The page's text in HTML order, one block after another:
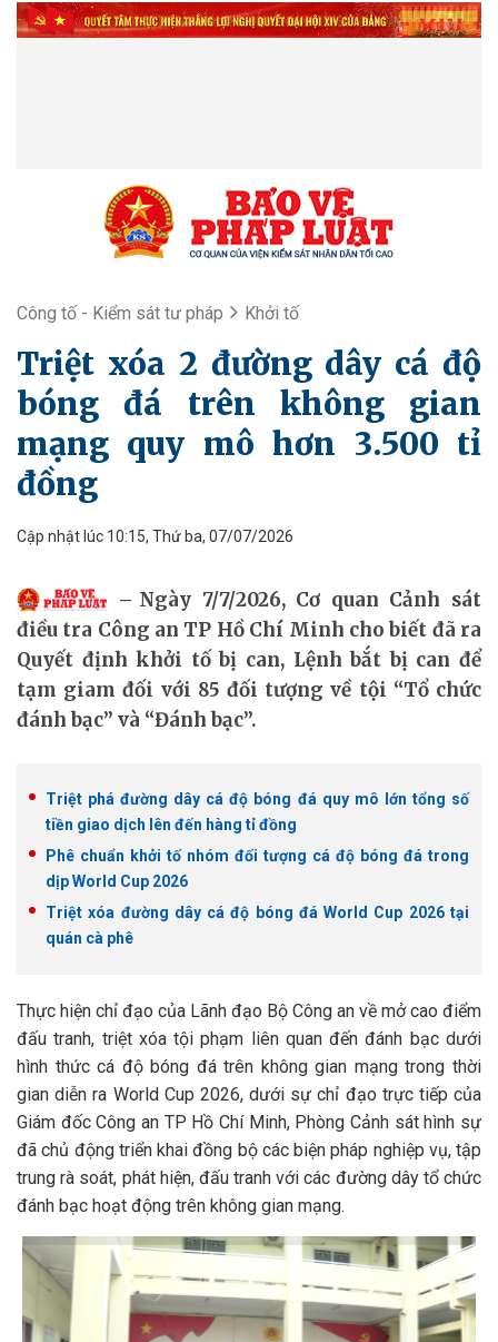
Công tố - Kiểm sát tư pháp Khởi tố
Triệt xóa 2 đường dây cá độ
bóng đá trên không gian
mạng quy mô hơn 3.500 tỉ
đồng
Cập nhật lúc 10:15, Thứ ba, 07/07/2026
Ngày 7/7/2026, Cơ quan Cảnh sát
điều tra Công an TP Hồ Chí Minh cho biết đã ra
Quyết định khởi tố bị can, Lệnh bắt bị can để
tạm giam đối với 85 đối tượng về tội “Tổ chức
đánh bạc” và “Đánh bạc”.
Triệt phá đường dây cá độ bóng đá quy mô lớn tổng số
tiền giao dịch lên đến hàng tỉ đồng
Phê chuẩn khởi tố nhóm đối tượng cá độ bóng đá trong
dịp World Cup 2026
Triệt xóa đường dây cá độ bóng đá World Cup 2026 tại
quán cà phê
Thực hiện chỉ đạo của Lãnh đạo Bộ Công an về mở cao điểm
đấu tranh, triệt xóa tội phạm liên quan đến đánh bạc dưới
hình thức cá độ bóng đá trên không gian mạng trong thời
gian diễn ra World Cup 2026, dưới sự chỉ đạo trực tiếp của
Giám đốc Công an TP Hồ Chí Minh, Phòng Cảnh sát hình sự
đã chủ động triển khai đồng bộ các biện pháp nghiệp vụ, tập
trung rà soát, phát hiện, đấu tranh với các đường dây tổ chức
đánh bạc hoạt động trên không gian mạng.